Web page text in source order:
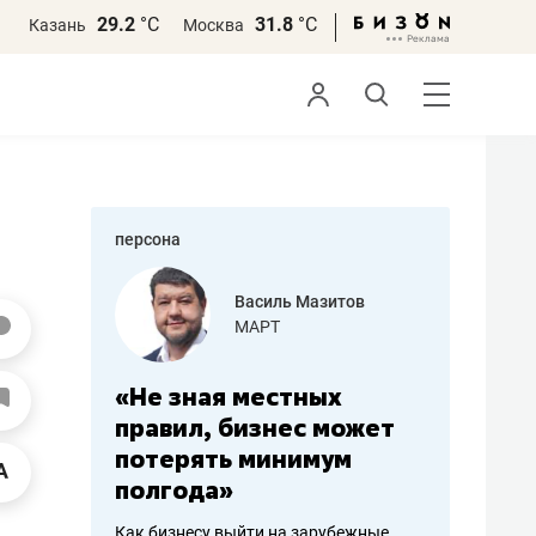
Казань 29.2 °С Москва 31.8 °С
персона
работа
Василь Мазитов
МАРТ
«Не зная местных
правил, бизнес может
потерять минимум
полгода»